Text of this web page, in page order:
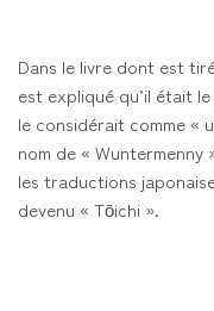
Dans le livre dont est
est expliqué qu’il était
le considérait comme «
nom de «
les traductions
devenu « Tōichi ».